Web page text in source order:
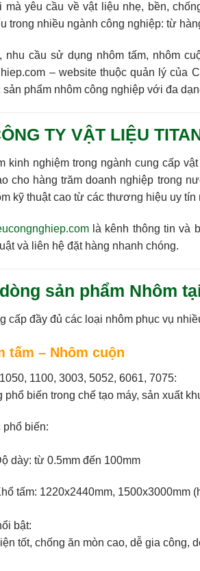
mà yêu cầu vềvật liệu nhẹ, bền,
trong nhiều ngành công nghiệp: từ
nhu cầu sử dụng nhôm tấm, nhôm
– website thuộc quản lý của
sản phẩm nhôm công nghiệp với đa
TY VẬT LIỆU
kinh nghiệm trong ngành cung cấp
cho hàng trăm doanh nghiệp trong
kỹ thuật cao từ các thương hiệu uy
là kênh thông tin và
và liên hệ đặt hàng nhanh chóng.
sản phẩm Nhôm
cấp đầy đủ các loại nhôm phục vụ
tấm – Nhôm cuộn
1100, 3003, 5052, 6061, 7075:
biến trong chế tạo máy, sản xuất
biến:
dày: từ 0.5mm đến 100mm
tấm: 1220x2440mm, 1500x3000mm
bật:
tốt, chống ăn mòn cao, dễ gia công,